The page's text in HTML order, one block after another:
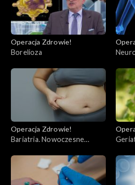
Operacja Zdrowie!
Borelioza
Operacja Zdrowie!
Bariatria. Nowoczesne